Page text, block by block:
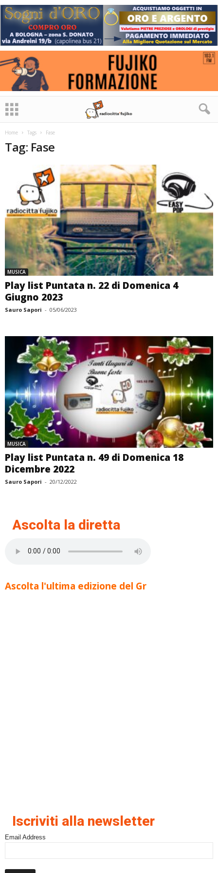
Home Tags Fase
Tag: Fase
MUSICA
Play list Puntata n. 22 di Domenica 4
Giugno 2023
Sauro Sapori - 05/06/2023
MUSICA
Play list Puntata n. 49 di Domenica 18
Dicembre 2022
Sauro Sapori - 20/12/2022
Ascolta la diretta
Ascolta l'ultima edizione del Gr
Iscriviti alla newsletter
Email Address